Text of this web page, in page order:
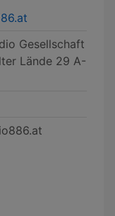
Gesellschaft
Lände 29 A-